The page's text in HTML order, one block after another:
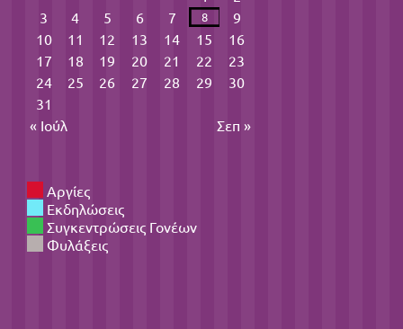
3
4 5 6 7 8
9
10
11 12 13 14 15
16
17
18 19 20 21 22
23
24
25 26 27 28 29
30
31
« Ιούλ
Σεπ »
Αργίες
Εκδηλώσεις
Συγκεντρώσεις Γονέων
Φυλάξεις